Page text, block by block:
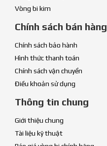
Vòng bi kim
Chính sách bán hàng
Chính sách bảo hành
Hình thức thanh toán
Chính sách vận chuyển
Điều khoản sử dụng
Thông tin chung
Giới thiệu chung
Tài liệu kỹ thuật